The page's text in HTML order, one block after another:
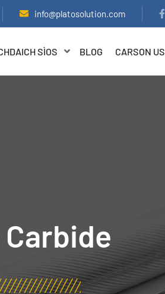
info@platosolution.com
SÌOS BLOG CARSON US